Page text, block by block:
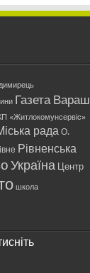
Газета Вараш
«Житлокомунсервіс»
рада О.
Рівненська
Україна Центр
школа